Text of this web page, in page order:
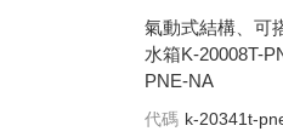
氣動式結構、可
水箱K-20008T-
PNE-NA
代碼 k-20341t-